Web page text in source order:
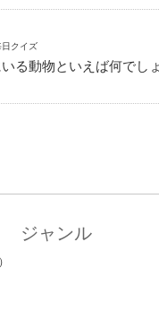
クイズ
る動物といえば何でし
ジャンル